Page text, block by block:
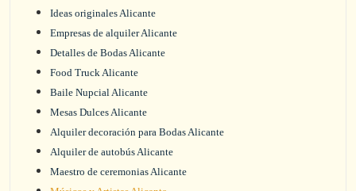
Ideas originales Alicante
Empresas de alquiler Alicante
Detalles de Bodas Alicante
Food Truck Alicante
Baile Nupcial Alicante
Mesas Dulces Alicante
Alquiler decoración para Bodas Alicante
Alquiler de autobús Alicante
Maestro de ceremonias Alicante